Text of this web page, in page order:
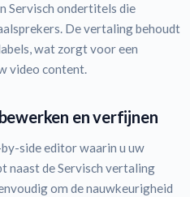
Servisch ondertitels die
De vertaling behoudt
wat zorgt voor een
video content.
en verfijnen
side editor waarin u uw
naast de Servisch vertaling
om de nauwkeurigheid